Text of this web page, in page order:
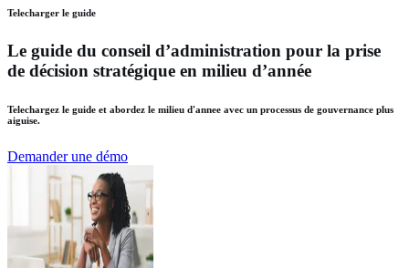
Telecharger le guide
Le guide du conseil d’administration pour la prise
de décision stratégique en milieu d’année
Telechargez le guide et abordez le milieu d'annee avec un processus de gouvernance plus
aiguise.
Demander une démo